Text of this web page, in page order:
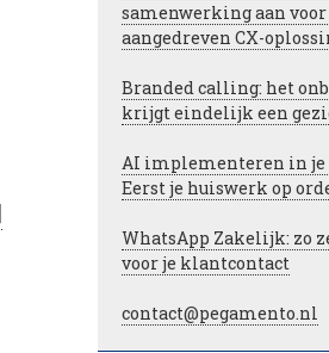
samenwerking aan
aangedreven CX-
Branded calling: het
krijgt eindelijk een
AI implementeren in je
Eerst je huiswerk op
WhatsApp Zakelijk: zo
voor je klantcontact
contact@pegamento.nl